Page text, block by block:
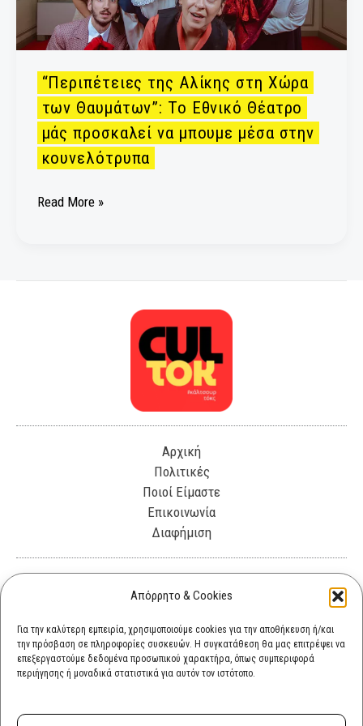
Απόρρητο & Cookies
Για την καλύτερη εμπειρία, χρησιμοποιούμε cookies για την αποθήκευση ή/και
την πρόσβαση σε πληροφορίες συσκευών. Η συγκατάθεση θα μας επιτρέψει να
επεξεργαστούμε δεδομένα προσωπικού χαρακτήρα, όπως συμπεριφορά
περιήγησης ή μοναδικά στατιστικά για αυτόν τον ιστότοπο.
“Περιπέτειες της Αλίκης στη Χώρα
των Θαυμάτων”: Το Εθνικό Θέατρο
μάς προσκαλεί να μπουμε μέσα στην
κουνελότρυπα
Εθνικό
Θέατρο
μάς
προσκαλεί
να
μπουμε
μέσα
κουνελότρυπα
Read More »
Αρχική
Πολιτικές
Ποιοί Είμαστε
Επικοινωνία
Διαφήμιση
Λεωφόρος Θησέως 330. Καλλιθέα, 17675
cultok.gr@gmail.com